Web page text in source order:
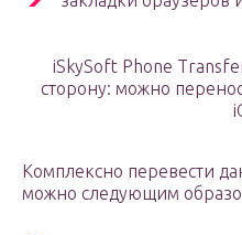
iSkySoft Phone
сторону: можно
Комплексно перевести
можно следующим